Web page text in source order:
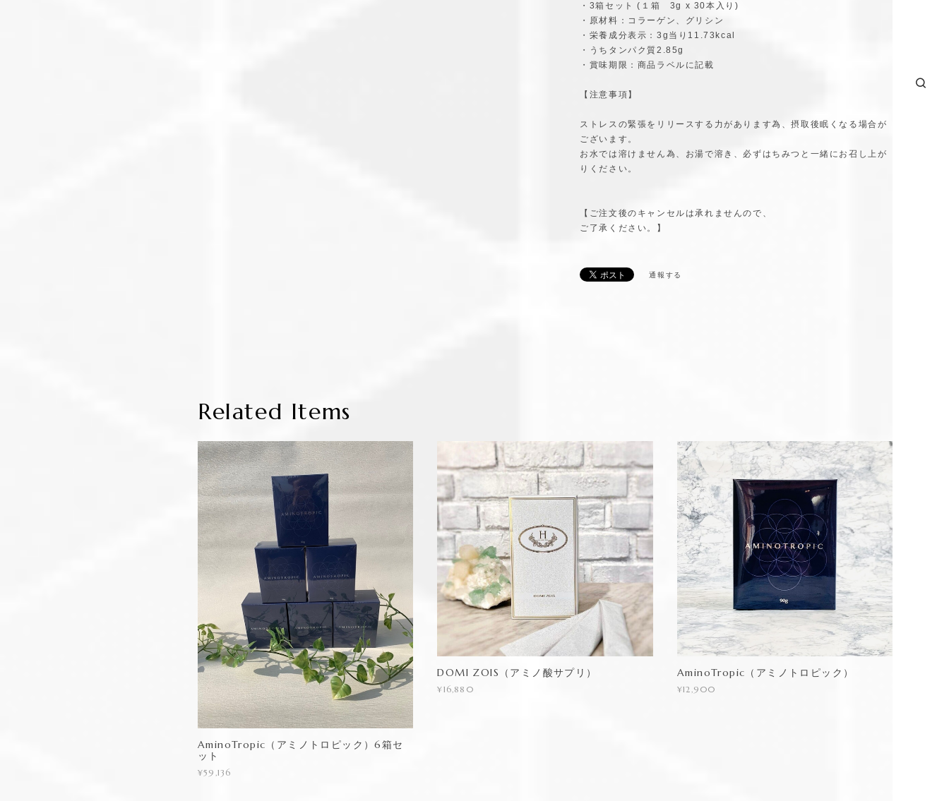
・3箱セット (１箱 3g x 30本入り)
・原材料：コラーゲン、グリシン
・栄養成分表示：3g当り11.73kcal
・うちタンパク質2.85g
・賞味期限：商品ラベルに記載
【注意事項】
ストレスの緊張をリリースする力があります為、摂取後眠くなる場合が
ございます。
お水では溶けません為、お湯で溶き、必ずはちみつと一緒にお召し上が
りください。
【ご注文後のキャンセルは承れませんので、
ご了承ください。】
通報する
Related Items
AminoTropic（アミノトロピック）6箱セ
ット
¥59,136
DOMI ZOIS（アミノ酸サプリ）
¥16,880
AminoTropic（アミノトロピック）
¥12,900